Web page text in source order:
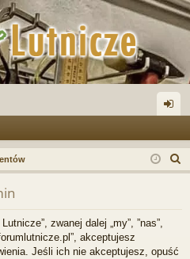
og
uj
z
zwanej dalej „my”, ”nas”,
akceptujesz
Jeśli ich nie akceptujesz, opuść